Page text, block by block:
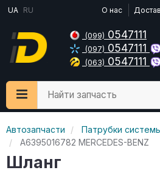
UA RU О нас
(099) 0547111
(097) 0547111
(063) 0547111
Найти запчасть
Автозапчасти
Патрубки
A6395016782 MERCEDES-BENZ
Шланг